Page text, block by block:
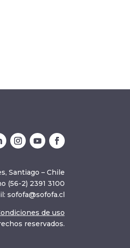
Santiago – Chile
(56-2) 2391 3100
sofofa@sofofa.cl
de uso
reservados.